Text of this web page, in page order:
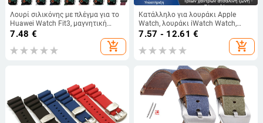
Λουρί σιλικόνης με πλέγμα για το
Huawei Watch Fit3, μαγνητική
αγκράφα και αναδιπλούμενη
7.48 €
add_shopping_cart
Κατάλληλο για λουράκι Apple
Watch, λουράκι iWatch Watch,
μεταλλικό λουράκι από
ανοξείδωτο ατσάλι με τρεις
χάντρες, λουράκι Apple Watch S10
7.57 - 12.61 €
add_shopping_cart